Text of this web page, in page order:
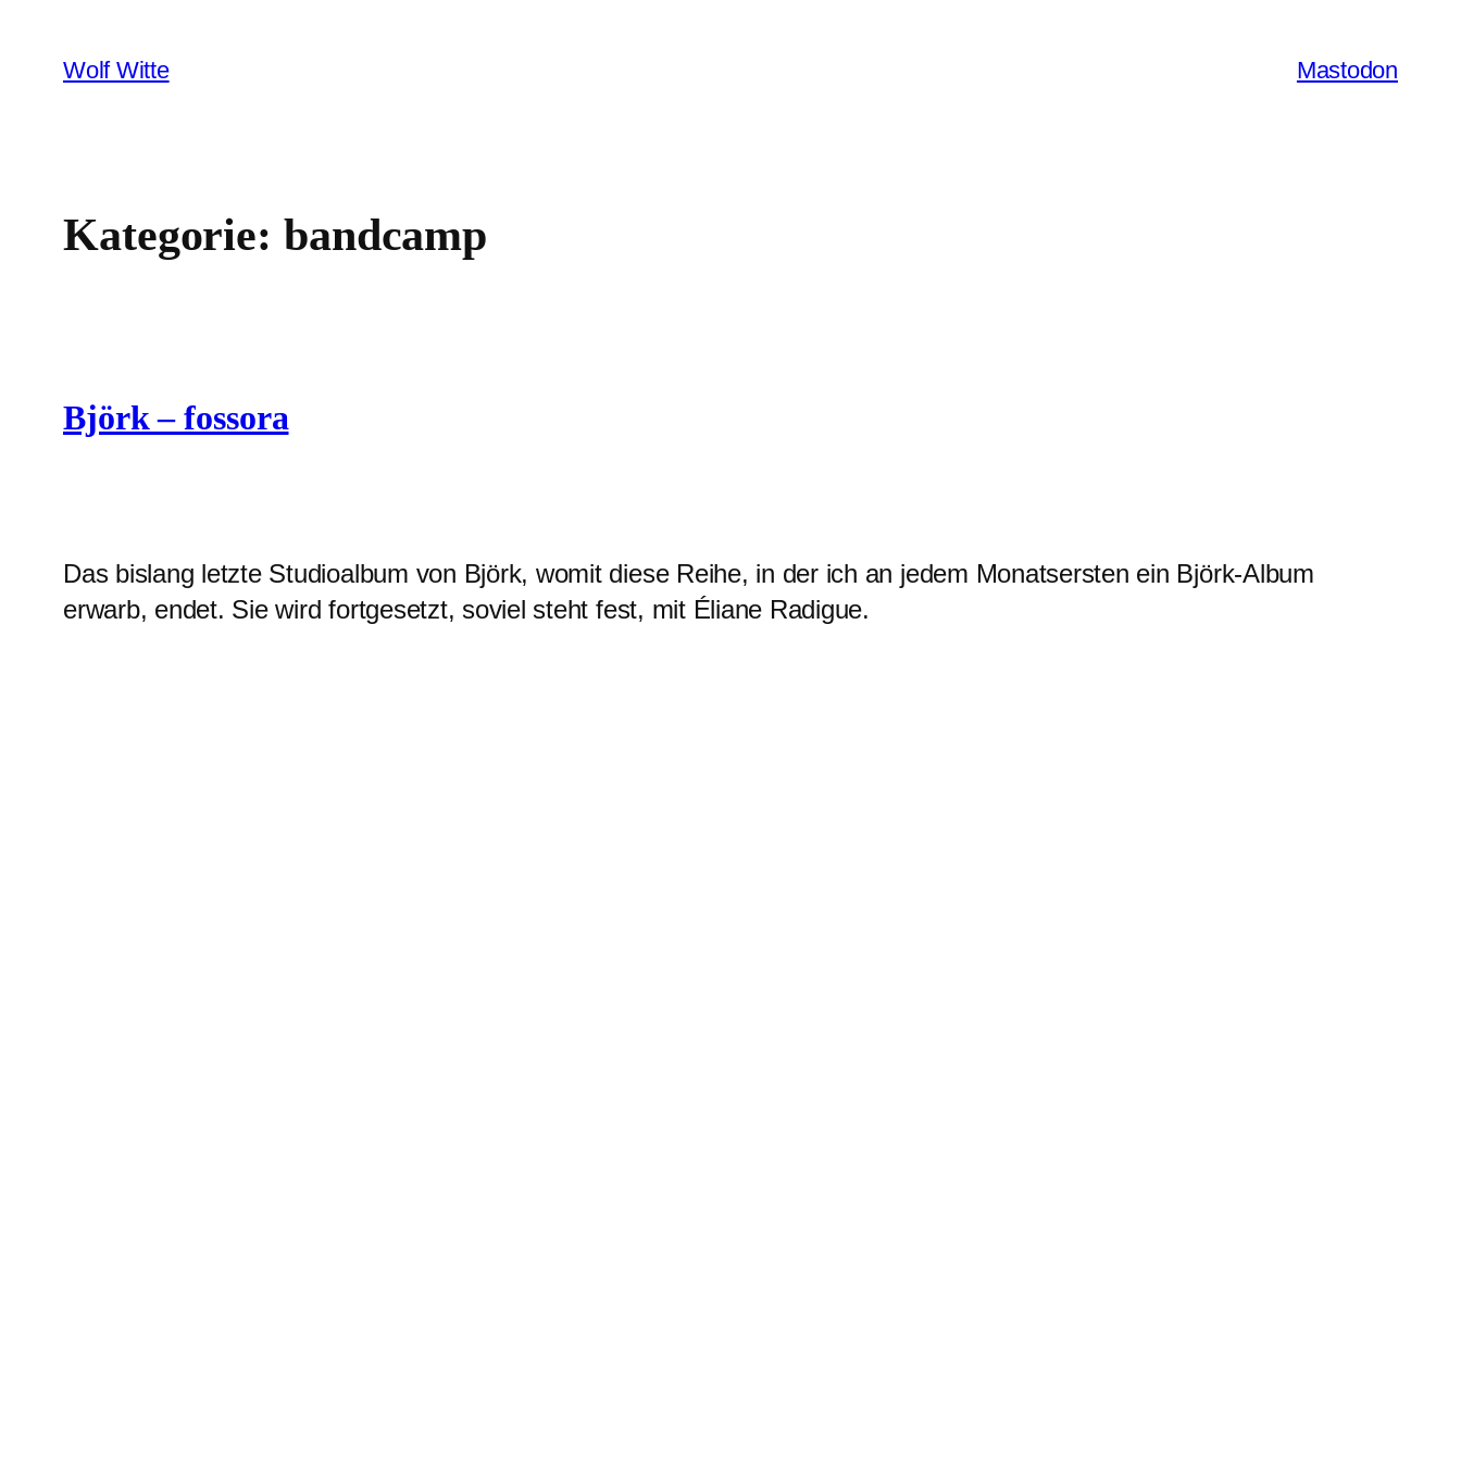
Inhalt
springen
Wolf Witte Mastodon
Kategorie: bandcamp
Björk – fossora
Das bislang letzte Studioalbum von Björk, womit diese Reihe, in der ich an jedem Monatsersten ein Björk-Album
erwarb, endet. Sie wird fortgesetzt, soviel steht fest, mit Éliane Radigue.